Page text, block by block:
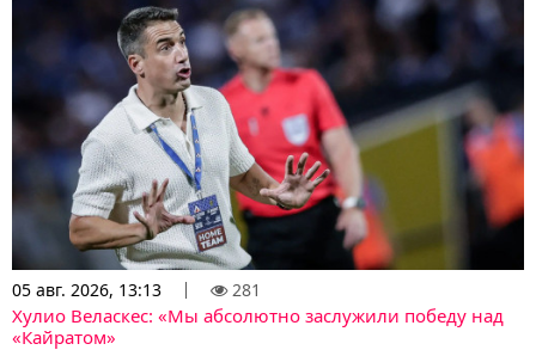
05 авг. 2026, 13:13 281
Хулио Веласкес: «Мы абсолютно заслужили победу над
«Кайратом»